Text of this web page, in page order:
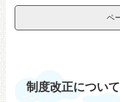
ペ
制度改正について